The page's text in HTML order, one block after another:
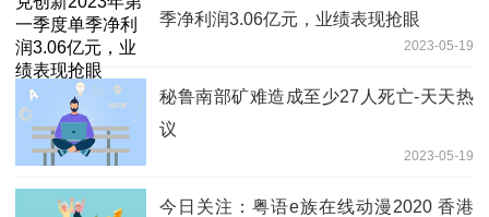
季净利润3.06亿元，业绩表现抢眼
2023-05-19
秘鲁南部矿难造成至少27人死亡-天天热
议
2023-05-19
今日关注：粤语e族在线动漫2020 香港